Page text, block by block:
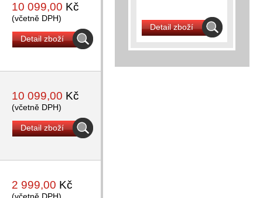
10 099,00 Kč
(včetně DPH)
Detail zboží
10 099,00 Kč
(včetně DPH)
Detail zboží
2 999,00 Kč
Detail zboží